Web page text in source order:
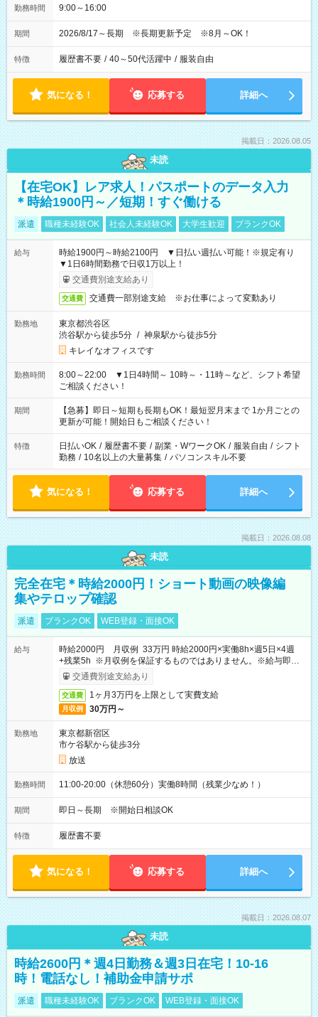
勤務時間 9:00～16:00
期間 2026/8/17～長期 ※長期更新予定 ※8月～OK！
特徴 履歴書不要 / 40～50代活躍中 / 服装自由
気になる！ 応募する 詳細へ
掲載日：2026.08.05
未読
【在宅OK】レア求人！パスポートのデータ入力
＊時給1900円～／短期！すぐ働ける
派遣 職種未経験OK 社会人未経験OK 大学生歓迎 ブランクOK
給与
時給1900円～時給2100円 ▼日払い週払い可能！※規定有り
▼1日6時間勤務で日収1万以上！
交通費別途支給あり
交通費 交通費一部別途支給 ※お仕事によって変動あり
勤務地
東京都渋谷区
渋谷駅から徒歩5分 / 神泉駅から徒歩5分
キレイなオフィスです
勤務時間
8:00～22:00 ▼1日4時間～ 10時～・11時～など、シフト希望
ご相談ください！
期間
【急募】即日～短期も長期もOK！最短翌月末まで 1か月ごとの
更新が可能！開始日もご相談ください！
特徴 日払いOK / 履歴書不要 / 副業・WワークOK / 服装自由 / シフト
勤務 / 10名以上の大量募集 / パソコンスキル不要
気になる！ 応募する 詳細へ
掲載日：2026.08.08
未読
完全在宅＊時給2000円！ショート動画の映像編
集やテロップ確認
派遣 ブランクOK WEB登録・面接OK
給与
時給2000円 月収例 33万円 時給2000円×実働8h×週5日×4週
+残業5h ※月収例を保証するものではありません。※給与即受
取りサービス利用可（利用条件有）
交通費別途支給あり
交通費 1ヶ月3万円を上限として実費支給
月収例 30万円～
勤務地
東京都新宿区
市ケ谷駅から徒歩3分
放送
勤務時間 11:00-20:00（休憩60分）実働8時間（残業少なめ！）
期間 即日～長期 ※開始日相談OK
特徴 履歴書不要
気になる！ 応募する 詳細へ
掲載日：2026.08.07
未読
時給2600円＊週4日勤務＆週3日在宅！10-16
時！電話なし！補助金申請サポ
派遣 職種未経験OK ブランクOK WEB登録・面接OK